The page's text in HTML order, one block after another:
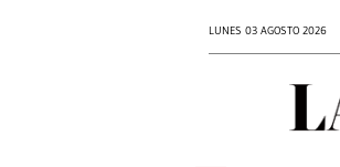
LUNES 03 AGOSTO 2026